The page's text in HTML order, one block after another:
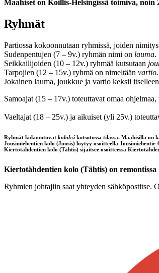
Maahiset on Koillis-Helsingissä toimiva,
Ryhmät
Partiossa kokoonnutaan ryhmissä, joiden
Sudenpentujen (7 – 9v.) ryhmän nimi on lauma.
Seikkailijoiden (10 – 12v.) ryhmää kutsutaan
Tarpojien (12 – 15v.) ryhmä on nimeltään vartio.
Jokainen lauma, joukkue ja vartio keksii
Samoajat (15 – 17v.) toteuttavat omaa
Vaeltajat (18 – 25v.) ja aikuiset (yli 25v.)
Ryhmät kokoontuvat koloksi kutsutussa tilassa. Maahisilla on
Jousimiehentien kolo (Jousis) löytyy osoitteella
Kiertotähdentien kolo (Tähtis) sijaitsee osoitteessa
Kiertotähdentien kolo (Tähtis) on
Ryhmien johtajiin saat yhteyden sähköpostitse.